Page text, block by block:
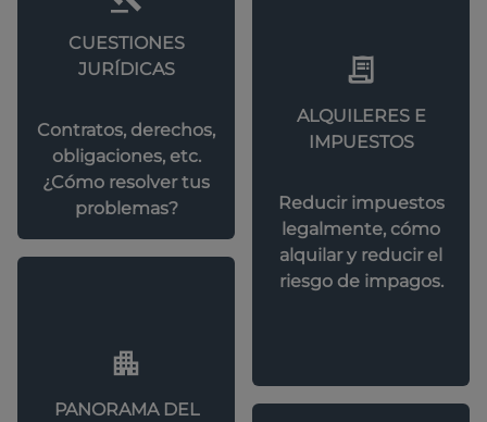
CUESTIONES
JURÍDICAS
Contratos, derechos,
obligaciones, etc.
¿Cómo resolver tus
problemas?
ALQUILERES E
IMPUESTOS
Reducir impuestos
legalmente, cómo
alquilar y reducir el
riesgo de impagos.
PANORAMA DEL